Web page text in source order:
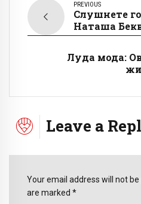
PREVIOUS
Слушнете
Наташа
Луда мода:
Leave a
Your email address will not
are marked *